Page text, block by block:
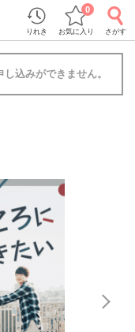
りれき お気に入り
0
さがす
込みができません。